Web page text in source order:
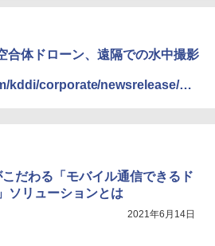
合体ドローン、遠隔での水中撮影
kddi/corporate/newsrelease/20
こだわる「モバイル通信できるド
ソリューションとは
2021年6月14日